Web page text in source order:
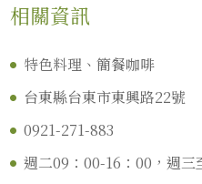
相關資訊
特色料理、簡餐咖啡
台東縣台東市東興路22號
0921-271-883
週二09：00-16：00，週